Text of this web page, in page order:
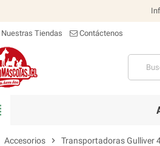
Tiendas Contáctenos
Accesorios chevron_right Transportadoras Gulliver